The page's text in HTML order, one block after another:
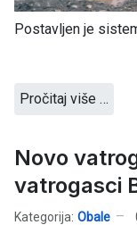
Postavljen je
Pročitaj više …
Novo
vatrogasci
Kategorija: Obale